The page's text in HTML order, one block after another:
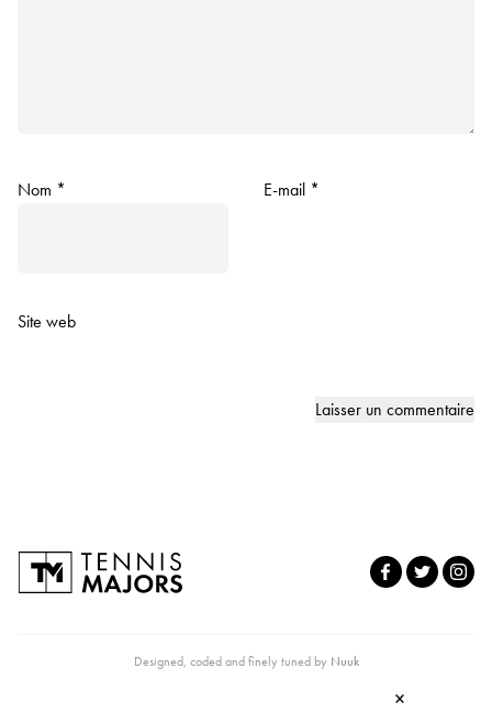
Nom * E-mail *
Site web
Designed, coded and finely tuned by Nuuk
×